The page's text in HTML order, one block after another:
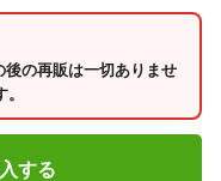
の再販は一切ありませ
する